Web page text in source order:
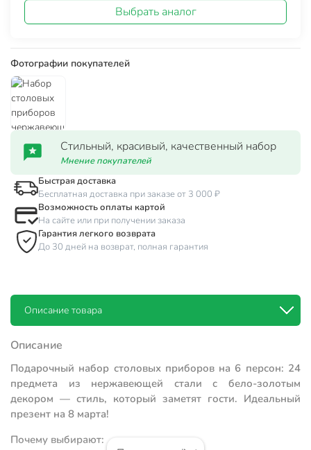
Выбрать аналог
Фотографии покупателей
Стильный, красивый, качественный набор
Мнение покупателей
Быстрая доставка
Бесплатная доставка при заказе от 3 000 ₽
Возможность оплаты картой
На сайте или при получении заказа
Гарантия легкого возврата
До 30 дней на возврат, полная гарантия
Описание товара
Описание
Подарочный набор столовых приборов на 6 персон: 24
предмета из нержавеющей стали с бело-золотым
декором — стиль, который заметят гости. Идеальный
презент на 8 марта!
Почему выбирают: